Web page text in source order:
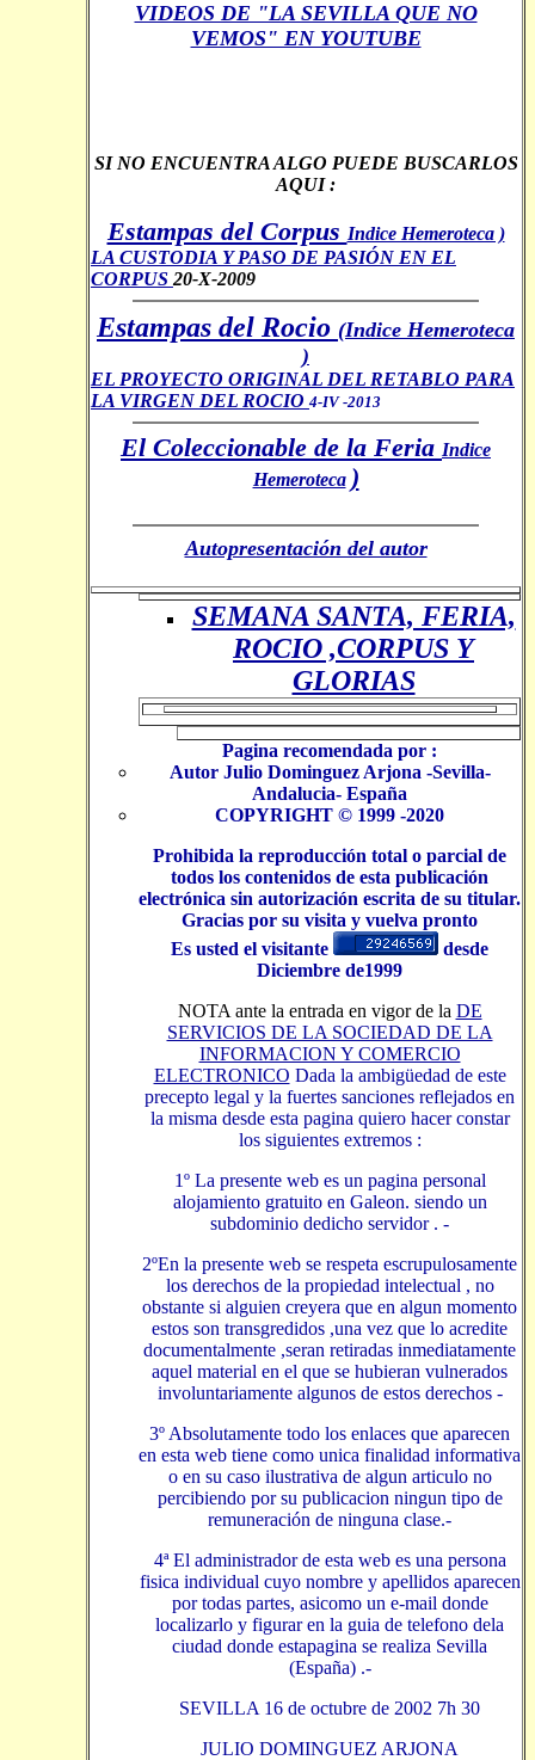
VIDEOS DE "LA SEVILLA QUE NO
VEMOS" EN YOUTUBE
SI NO ENCUENTRA ALGO PUEDE BUSCARLOS
AQUI :
Estampas del Corpus Indice Hemeroteca )
LA CUSTODIA Y PASO DE PASIÓN EN EL
CORPUS 20-X-2009
Estampas del Rocio (Indice Hemeroteca
)
EL PROYECTO ORIGINAL DEL RETABLO PARA
LA VIRGEN DEL ROCIO 4-IV -2013
El Coleccionable de la Feria Indice
Hemeroteca )
Autopresentación del autor
SEMANA SANTA, FERIA,
ROCIO ,CORPUS Y
GLORIAS
Pagina recomendada por :
Autor Julio Dominguez Arjona -Sevilla-
Andalucia- España
COPYRIGHT © 1999 -2020
Prohibida la reproducción total o parcial de
todos los contenidos de esta publicación
electrónica sin autorización escrita de su titular.
Gracias por su visita y vuelva pronto
Es usted el visitante
desde
Diciembre de1999
NOTA ante la entrada en vigor de la DE
SERVICIOS DE LA SOCIEDAD DE LA
INFORMACION Y COMERCIO
ELECTRONICO Dada la ambigüedad de este
precepto legal y la fuertes sanciones reflejados en
la misma desde esta pagina quiero hacer constar
los siguientes extremos :
1º La presente web es un pagina personal
alojamiento gratuito en Galeon. siendo un
subdominio dedicho servidor . -
2ºEn la presente web se respeta escrupulosamente
los derechos de la propiedad intelectual , no
obstante si alguien creyera que en algun momento
estos son transgredidos ,una vez que lo acredite
documentalmente ,seran retiradas inmediatamente
aquel material en el que se hubieran vulnerados
involuntariamente algunos de estos derechos -
3º Absolutamente todo los enlaces que aparecen
en esta web tiene como unica finalidad informativa
o en su caso ilustrativa de algun articulo no
percibiendo por su publicacion ningun tipo de
remuneración de ninguna clase.-
4ª El administrador de esta web es una persona
fisica individual cuyo nombre y apellidos aparecen
por todas partes, asicomo un e-mail donde
localizarlo y figurar en la guia de telefono dela
ciudad donde estapagina se realiza Sevilla
(España) .-
SEVILLA 16 de octubre de 2002 7h 30
JULIO DOMINGUEZ ARJONA